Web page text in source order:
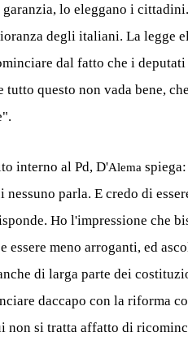
lo eleggano i
degli italiani. La legge
dal fatto che i
questo non vada bene,
interno al Pd, D'Alema
parla. E credo di
Ho l'impressione che
essere meno arroganti, ed
di larga parte dei
daccapo con la riforma
non si tratta affatto di